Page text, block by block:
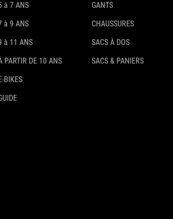
à 7 ANS
à 9 ANS
à 11 ANS
PARTIR DE 10 ANS
BIKES
GANTS
CHAUSSURES
SACS À DOS
SACS & PANIERS